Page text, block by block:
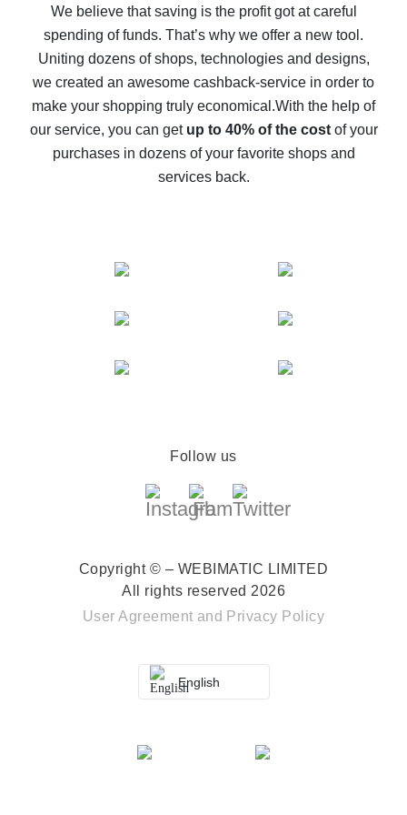
back
10% cash back on AliExpress - the impossible is
possible
The best cash back on AliExpress - how to find it
The best cash back service for AliExpress - let's
compare offers
We believe that saving is the profit got at careful
spending of funds. That’s why we offer a new tool.
Uniting dozens of shops, technologies and designs,
we created an awesome cashback-service in order to
make your shopping truly economical.With the help of
our service, you can get up to 40% of the costof your
purchases in dozens of your favorite shops and
services back.
Follow us
Copyright © – WEBIMATIC LIMITED
All rights reserved 2026
User Agreement and Privacy Policy
English